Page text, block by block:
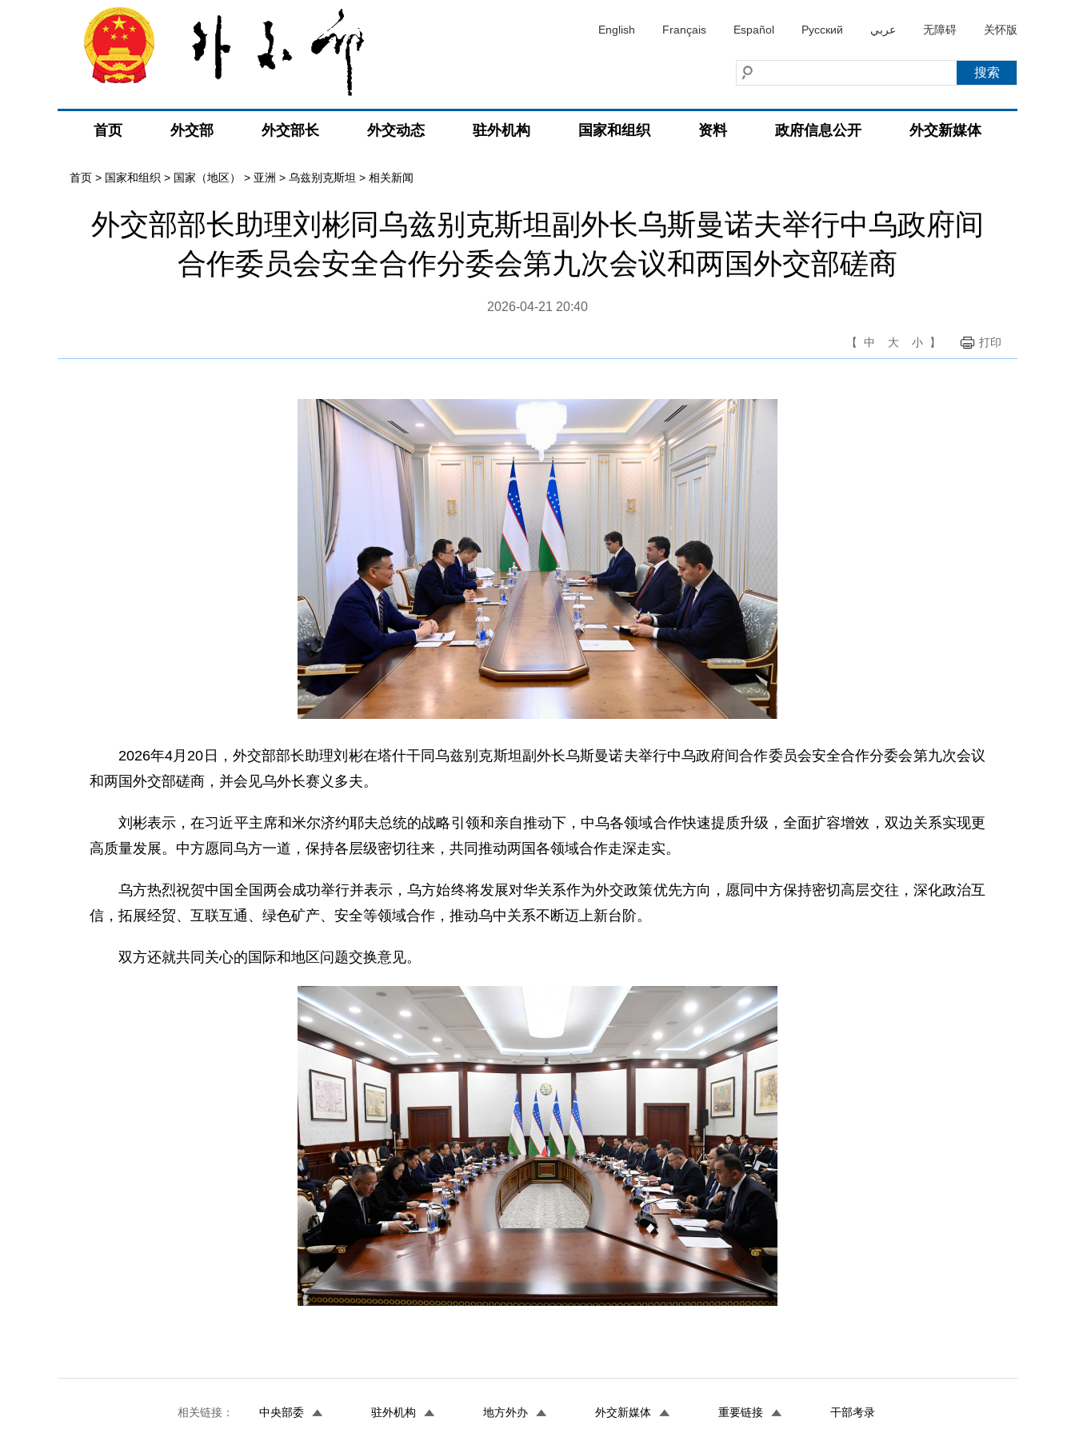
English Français Español Русский عربي 无障碍 关怀版
首页 外交部 外交部长 外交动态 驻外机构 国家和组织 资料 政府信息公开 外交新媒体
首页 > 国家和组织 > 国家（地区） > 亚洲 > 乌兹别克斯坦 > 相关新闻
外交部部长助理刘彬同乌兹别克斯坦副外长乌斯曼诺夫举行中乌政府间
合作委员会安全合作分委会第九次会议和两国外交部磋商
2026-04-21 20:40
【 中 大 小 】 打印
2026年4月20日，外交部部长助理刘彬在塔什干同乌兹别克斯坦副外长乌斯曼诺夫举行中乌政府间合作委员会安全合作分委会第九次会议
和两国外交部磋商，并会见乌外长赛义多夫。
刘彬表示，在习近平主席和米尔济约耶夫总统的战略引领和亲自推动下，中乌各领域合作快速提质升级，全面扩容增效，双边关系实现更
高质量发展。中方愿同乌方一道，保持各层级密切往来，共同推动两国各领域合作走深走实。
乌方热烈祝贺中国全国两会成功举行并表示，乌方始终将发展对华关系作为外交政策优先方向，愿同中方保持密切高层交往，深化政治互
信，拓展经贸、互联互通、绿色矿产、安全等领域合作，推动乌中关系不断迈上新台阶。
双方还就共同关心的国际和地区问题交换意见。
相关链接： 中央部委 驻外机构 地方外办 外交新媒体 重要链接 干部考录